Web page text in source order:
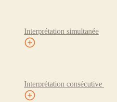
Interprétation simultanée
Interprétation consécutive